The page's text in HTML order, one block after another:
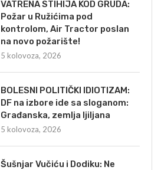
VATRENA STIHIJA KOD GRUDA:
Požar u Ružićima pod
kontrolom, Air Tractor poslan
na novo požarište!
5 kolovoza, 2026
BOLESNI POLITIČKI IDIOTIZAM:
DF na izbore ide sa sloganom:
Građanska, zemlja ljiljana
5 kolovoza, 2026
Šušnjar Vučiću i Dodiku: Ne